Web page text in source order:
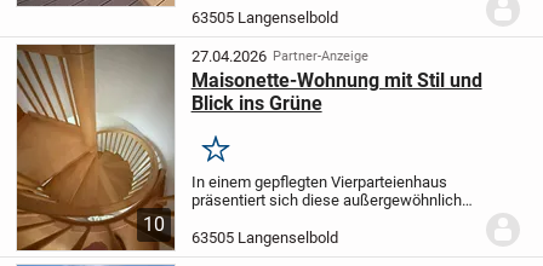
mit Aufzug, Einbauküche und schönem...
63505 Langenselbold
10
27.04.2026 Partner-Anzeige
Maisonette-Wohnung mit Stil und
Blick ins Grüne
Merken
In einem gepflegten Vierparteienhaus
präsentiert sich diese außergewöhnliche
Wohnhighlight für anspruchsvolle Käufer.
Auf ca. 100 m² Wohnfläche, verteilt über...
63505 Langenselbold